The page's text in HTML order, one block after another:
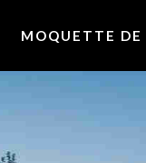
MOQUETTE DE